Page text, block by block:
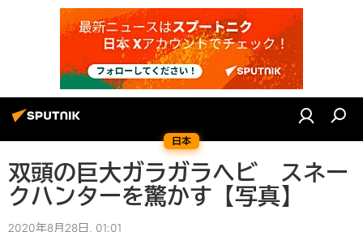
日本
双頭の巨大ガラガラヘビ スネー
クハンターを驚かす【写真】
2020年8月28日, 01:01